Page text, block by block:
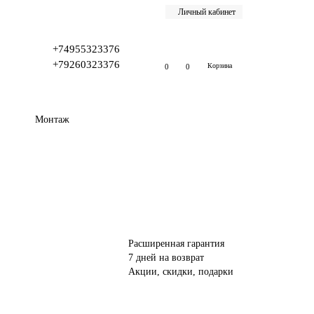
Личный кабинет
+74955323376
+79260323376
0 0 Корзина
Монтаж
Расширенная гарантия
7 дней на возврат
Акции, скидки, подарки